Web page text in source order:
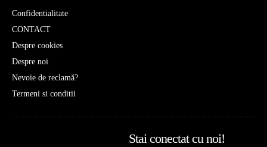
Confidentialitate
CONTACT
Despre cookies
Despre noi
Nevoie de reclamă?
Termeni si conditii
Stai conectat cu noi!